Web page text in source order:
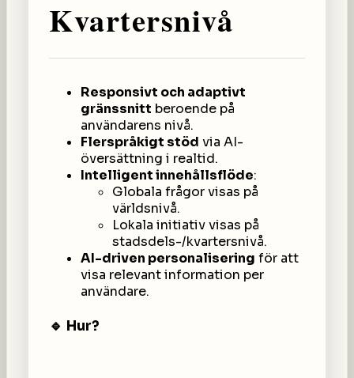
Kvartersnivå
Responsivt och adaptivt
gränssnitt beroende på
användarens nivå.
Flerspråkigt stöd via AI-
översättning i realtid.
Intelligent innehållsflöde:
Globala frågor visas på
världsnivå.
Lokala initiativ visas på
stadsdels-/kvartersnivå.
AI-driven personalisering för att
visa relevant information per
användare.
🔹 Hur?